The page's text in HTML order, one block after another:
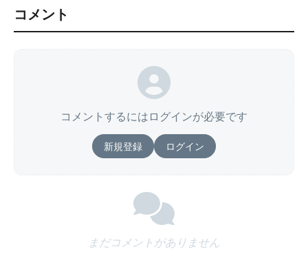
コメント
コメントするにはログインが必要です
新規登録 ログイン
まだコメントがありません